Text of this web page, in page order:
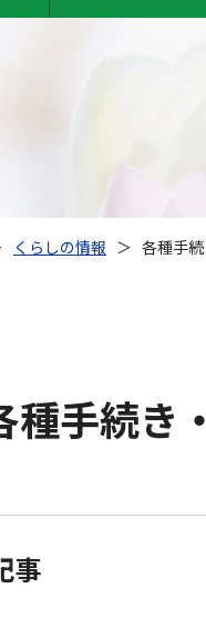
くらしの情報 ＞ 各種手
種手続き
事